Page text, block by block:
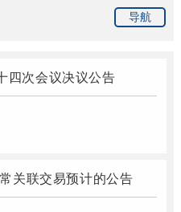
导航
四次会议决议公告
关联交易预计的公告